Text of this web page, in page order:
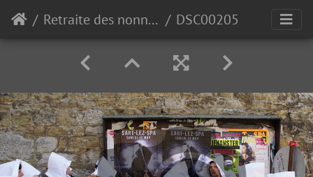
Retraite des nonnettes de Polleur 2018 DSC00205